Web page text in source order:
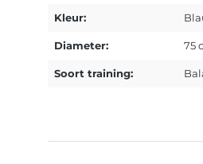
Kleur:
Diameter: 75
Soort training: